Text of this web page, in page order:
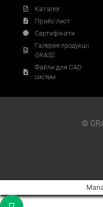
Каталог
Прайс-лист
Сертифікати
Галерея продукції
GRASS
Файли для CAD
систем
©